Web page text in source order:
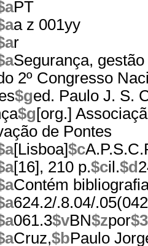
PT
a z 001yy
r
Segurança,
2º Congresso
$ged. Paulo J. S.
$g [org.]
de Pontes
[Lisboa]$c
[16], 210 p.$cil.$d
Contém
624.2/.8.04/
061.3$vBN$zpor$3
Cruz,$bPaulo